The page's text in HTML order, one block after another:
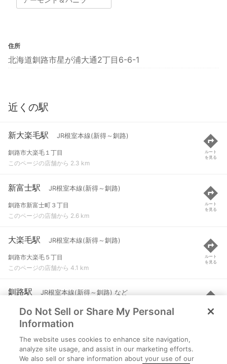
住所
北海道釧路市星が浦大通2丁目6-6-1
近くの駅
新大楽毛駅 JR根室本線(新得～釧路)
釧路市大楽毛１丁目
このページの店舗から 2.3 km
ルート
を見る
新富士駅 JR根室本線(新得～釧路)
釧路市新富士町３丁目
このページの店舗から 2.6 km
ルート
を見る
大楽毛駅 JR根室本線(新得～釧路)
釧路市大楽毛５丁目
このページの店舗から 4.1 km
ルート
を見る
釧路駅 JR根室本線(新得～釧路) など
釧路市北大通１４丁目
このページの店舗から 5.5 km
ルート
を見る
東釧路駅 花咲線 など
釧路市貝塚２丁目
Do Not Sell or Share My Personal
Information
The website uses cookies to enhance site navigation,
analyze site usage, and assist in our marketing efforts.
We also sell or share information about your use of our